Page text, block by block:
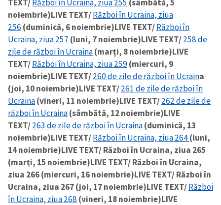
TEXT/Război în Ucraina, ziua 255 (sâmbătă, 5
noiembrie)LIVE TEXT/Război în Ucraina, ziua
256 (duminică, 6 noiembrie)LIVE TEXT/Război în
Ucraina, ziua 257 (luni, 7 noiembrie)LIVE TEXT/258 de
zile de război în Ucraina(marți, 8 noiembrie)LIVE
TEXT/Război în Ucraina, ziua 259(miercuri, 9
noiembrie)LIVE TEXT/260 de zile de război în Ucraina
(joi, 10 noiembrie)LIVE TEXT/261 de zile de război în
Ucraina(vineri, 11 noiembrie)LIVE TEXT/262 de zile de
război în Ucraina(sâmbătă, 12 noiembrie)LIVE
TEXT/263 de zile de război în Ucraina(duminică, 13
noiembrie)LIVE TEXT/Război în Ucraina, ziua 264(luni,
14 noiembrie)LIVE TEXT/ Război în Ucraina, ziua 265
(marți, 15 noiembrie)LIVE TEXT/ Război în Ucraina,
ziua 266 (miercuri, 16 noiembrie)LIVE TEXT/ Război în
Ucraina, ziua 267 (joi, 17 noiembrie)LIVE TEXT/Război
în Ucraina, ziua 268 (vineri, 18 noiembrie)LIVE